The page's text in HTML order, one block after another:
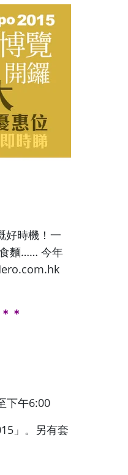
好時機！一
麵…… 今年
＊
下午6:00
」。另有套